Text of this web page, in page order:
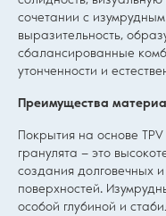
сочетании с
выразительность,
сбалансированные
утонченности и
Преимущества
Покрытия на основе
гранулята — это
создания долговечных
поверхностей.
особой глубиной и